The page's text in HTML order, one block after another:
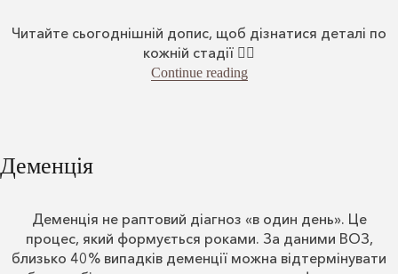
Читайте сьогоднішній допис, щоб дізнатися деталі по
кожній стадії 👇🏻
Continue reading“Стадії алкоголізму”
Деменція
Деменція не раптовий діагноз «в один день». Це
процес, який формується роками. За даними ВОЗ,
близько 40% випадків деменції можна відтермінувати